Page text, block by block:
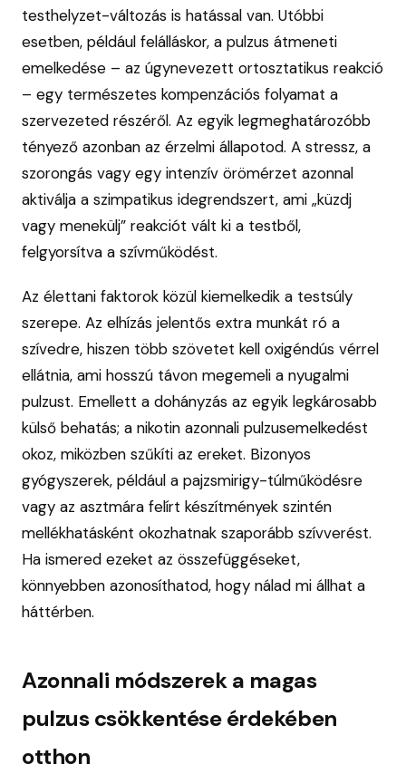
testhelyzet-változás is hatással van. Utóbbi
esetben, például felálláskor, a pulzus átmeneti
emelkedése – az úgynevezett ortosztatikus reakció
– egy természetes kompenzációs folyamat a
szervezeted részéről. Az egyik legmeghatározóbb
tényező azonban az érzelmi állapotod. A stressz, a
szorongás vagy egy intenzív örömérzet azonnal
aktiválja a szimpatikus idegrendszert, ami „küzdj
vagy menekülj” reakciót vált ki a testből,
felgyorsítva a szívműködést.
Az élettani faktorok közül kiemelkedik a testsúly
szerepe. Az elhízás jelentős extra munkát ró a
szívedre, hiszen több szövetet kell oxigéndús vérrel
ellátnia, ami hosszú távon megemeli a nyugalmi
pulzust. Emellett a dohányzás az egyik legkárosabb
külső behatás; a nikotin azonnali pulzusemelkedést
okoz, miközben szűkíti az ereket. Bizonyos
gyógyszerek, például a pajzsmirigy-túlműködésre
vagy az asztmára felírt készítmények szintén
mellékhatásként okozhatnak szaporább szívverést.
Ha ismered ezeket az összefüggéseket,
könnyebben azonosíthatod, hogy nálad mi állhat a
háttérben.
Azonnali módszerek a magas
pulzus csökkentése érdekében
otthon